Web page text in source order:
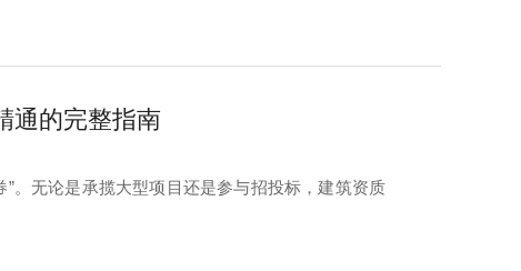
通的完整指南
。无论是承揽大型项目还是参与招投标，建筑资质